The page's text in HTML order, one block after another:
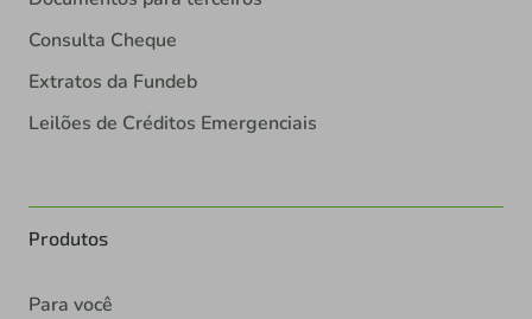
Consulta Cheque
Extratos da Fundeb
Leilões de Créditos Emergenciais
Produtos
Para você